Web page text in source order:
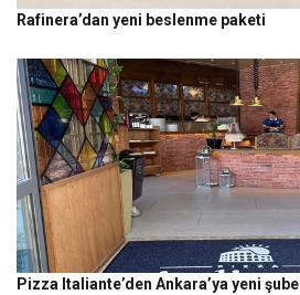
Rafinera’dan yeni beslenme paketi
Pizza Italiante’den Ankara’ya yeni şube